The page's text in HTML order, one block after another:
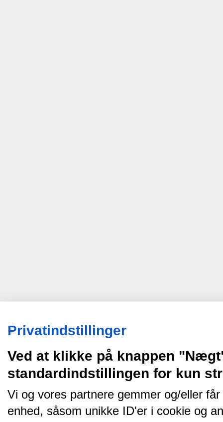
Privatindstillinger
Ved at klikke på knappen
standardindstillingen for kun
Vi og vores partnere gemmer og/eller
enhed, såsom unikke ID'er i cookie og